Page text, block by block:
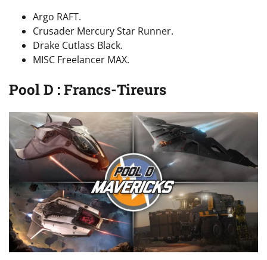
Argo RAFT.
Crusader Mercury Star Runner.
Drake Cutlass Black.
MISC Freelancer MAX.
Pool D : Francs-Tireurs